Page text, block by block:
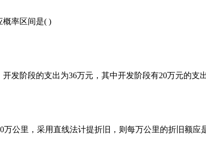
概率区间是( )
发阶段的支出为36万元，其中开发阶段有20万元的
万公里，采用直线法计提折旧，则每万公里的折旧额应